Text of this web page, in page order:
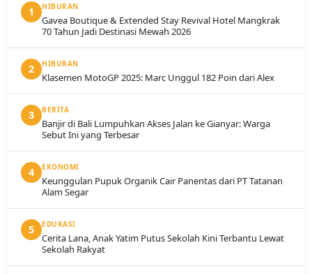
1 HIBURAN
Gavea Boutique & Extended Stay Revival Hotel Mangkrak
70 Tahun Jadi Destinasi Mewah 2026
2 HIBURAN
Klasemen MotoGP 2025: Marc Unggul 182 Poin dari Alex
3 BERITA
Banjir di Bali Lumpuhkan Akses Jalan ke Gianyar: Warga
Sebut Ini yang Terbesar
4 EKONOMI
Keunggulan Pupuk Organik Cair Panentas dari PT Tatanan
Alam Segar
5 EDUKASI
Cerita Lana, Anak Yatim Putus Sekolah Kini Terbantu Lewat
Sekolah Rakyat